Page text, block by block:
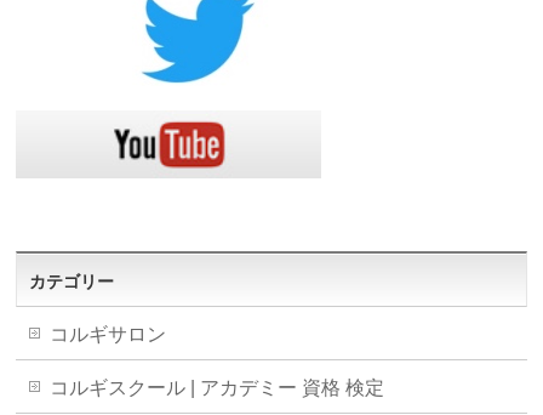
カテゴリー
コルギサロン
コルギスクール | アカデミー 資格 検定